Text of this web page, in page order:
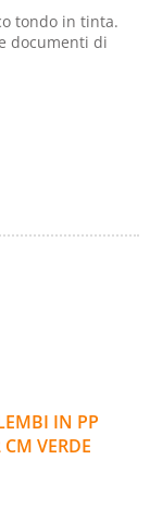
tondo in tinta.
documenti di
IN PP
VERDE